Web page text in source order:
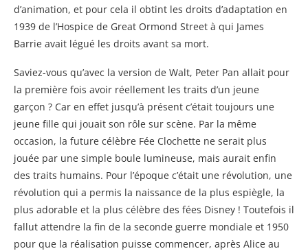
d’animation, et pour cela il obtint les droits d’adaptation en
1939 de l’Hospice de Great Ormond Street à qui James
Barrie avait légué les droits avant sa mort.
Saviez-vous qu’avec la version de Walt, Peter Pan allait pour
la première fois avoir réellement les traits d’un jeune
garçon ? Car en effet jusqu’à présent c’était toujours une
jeune fille qui jouait son rôle sur scène. Par la même
occasion, la future célèbre Fée Clochette ne serait plus
jouée par une simple boule lumineuse, mais aurait enfin
des traits humains. Pour l’époque c’était une révolution, une
révolution qui a permis la naissance de la plus espiègle, la
plus adorable et la plus célèbre des fées Disney ! Toutefois il
fallut attendre la fin de la seconde guerre mondiale et 1950
pour que la réalisation puisse commencer, après Alice au